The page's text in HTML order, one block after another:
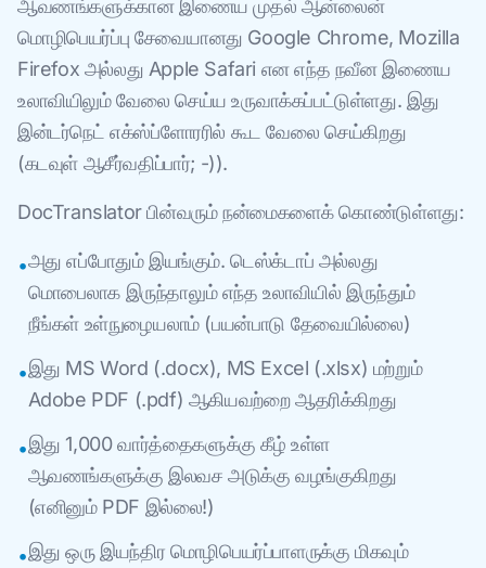
ஆவணங்களுக்கான இணைய முதல் ஆன்லைன்
மொழிபெயர்ப்பு சேவையானது Google Chrome, Mozilla
Firefox அல்லது Apple Safari என எந்த நவீன இணைய
உலாவியிலும் வேலை செய்ய உருவாக்கப்பட்டுள்ளது. இது
இன்டர்நெட் எக்ஸ்ப்ளோரரில் கூட வேலை செய்கிறது
(கடவுள் ஆசீர்வதிப்பார்; -)).
DocTranslator பின்வரும் நன்மைகளைக் கொண்டுள்ளது:
•அது எப்போதும் இயங்கும். டெஸ்க்டாப் அல்லது
மொபைலாக இருந்தாலும் எந்த உலாவியில் இருந்தும்
நீங்கள் உள்நுழையலாம் (பயன்பாடு தேவையில்லை)
•இது MS Word (.docx), MS Excel (.xlsx) மற்றும்
Adobe PDF (.pdf) ஆகியவற்றை ஆதரிக்கிறது
•இது 1,000 வார்த்தைகளுக்கு கீழ் உள்ள
ஆவணங்களுக்கு இலவச அடுக்கு வழங்குகிறது
(எனினும் PDF இல்லை!)
•இது ஒரு இயந்திர மொழிபெயர்ப்பாளருக்கு மிகவும்